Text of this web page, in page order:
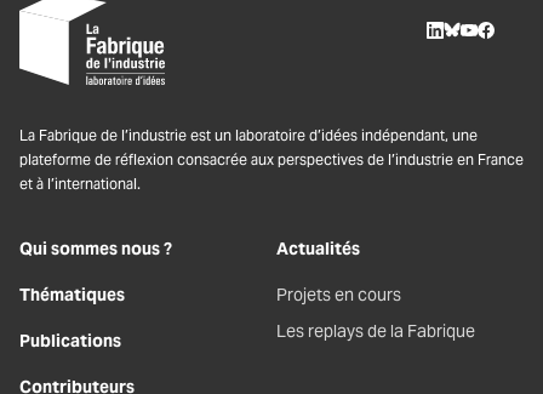
La Fabrique de l’industrie est un laboratoire d’idées indépendant, une
plateforme de réflexion consacrée aux perspectives de l’industrie en France
et à l’international.
Qui sommes nous ?
Thématiques
Publications
Contributeurs
Actualités
Projets en cours
Les replays de la Fabrique